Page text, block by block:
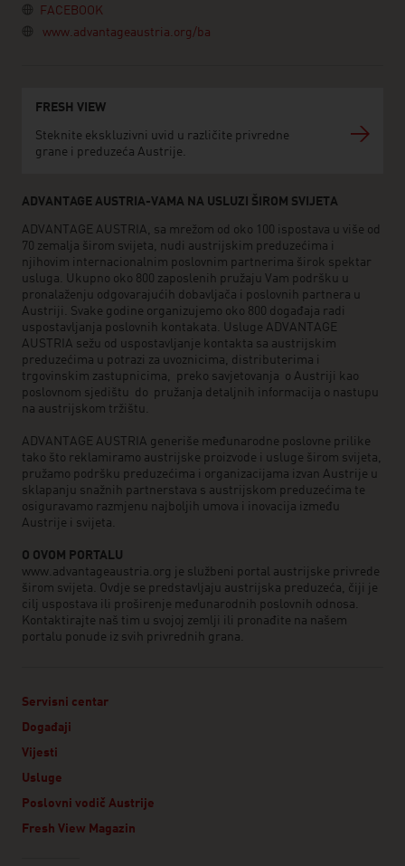
FACEBOOK
www.advantageaustria.org/ba
FRESH VIEW
Steknite ekskluzivni uvid u različite privredne
grane i preduzeća Austrije.
ADVANTAGE AUSTRIA-VAMA NA USLUZI ŠIROM SVIJETA
ADVANTAGE AUSTRIA, sa mrežom od oko 100 ispostava u više od
70 zemalja širom svijeta, nudi austrijskim preduzećima i
njihovim internacionalnim poslovnim partnerima širok spektar
usluga. Ukupno oko 800 zaposlenih pružaju Vam podršku u
pronalaženju odgovarajućih dobavljača i poslovnih partnera u
Austriji. Svake godine organizujemo oko 800 događaja radi
uspostavljanja poslovnih kontakata. Usluge ADVANTAGE
AUSTRIA sežu od uspostavljanje kontakta sa austrijskim
preduzećima u potrazi za uvoznicima, distributerima i
trgovinskim zastupnicima, preko savjetovanja o Austriji kao
poslovnom sjedištu do pružanja detaljnih informacija o nastupu
na austrijskom tržištu.
ADVANTAGE AUSTRIA generiše međunarodne poslovne prilike
tako što reklamiramo austrijske proizvode i usluge širom svijeta,
pružamo podršku preduzećima i organizacijama izvan Austrije u
sklapanju snažnih partnerstava s austrijskom preduzećima te
osiguravamo razmjenu najboljih umova i inovacija između
Austrije i svijeta.
O OVOM PORTALU
www.advantageaustria.org je službeni portal austrijske privrede
širom svijeta. Ovdje se predstavljaju austrijska preduzeća, čiji je
cilj uspostava ili proširenje međunarodnih poslovnih odnosa.
Kontaktirajte naš tim u svojoj zemlji ili pronađite na našem
portalu ponude iz svih privrednih grana.
Servisni centar
Događaji
Vijesti
Usluge
Poslovni vodič Austrije
Fresh View Magazin